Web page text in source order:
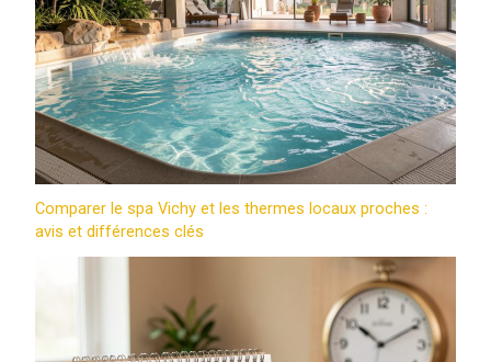
Comparer le spa Vichy et les thermes locaux proches :
avis et différences clés